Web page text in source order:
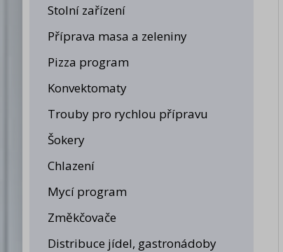
Stolní zařízení
Příprava masa a zeleniny
Pizza program
Konvektomaty
Trouby pro rychlou přípravu
Šokery
Chlazení
Mycí program
Změkčovače
Distribuce jídel, gastronádoby